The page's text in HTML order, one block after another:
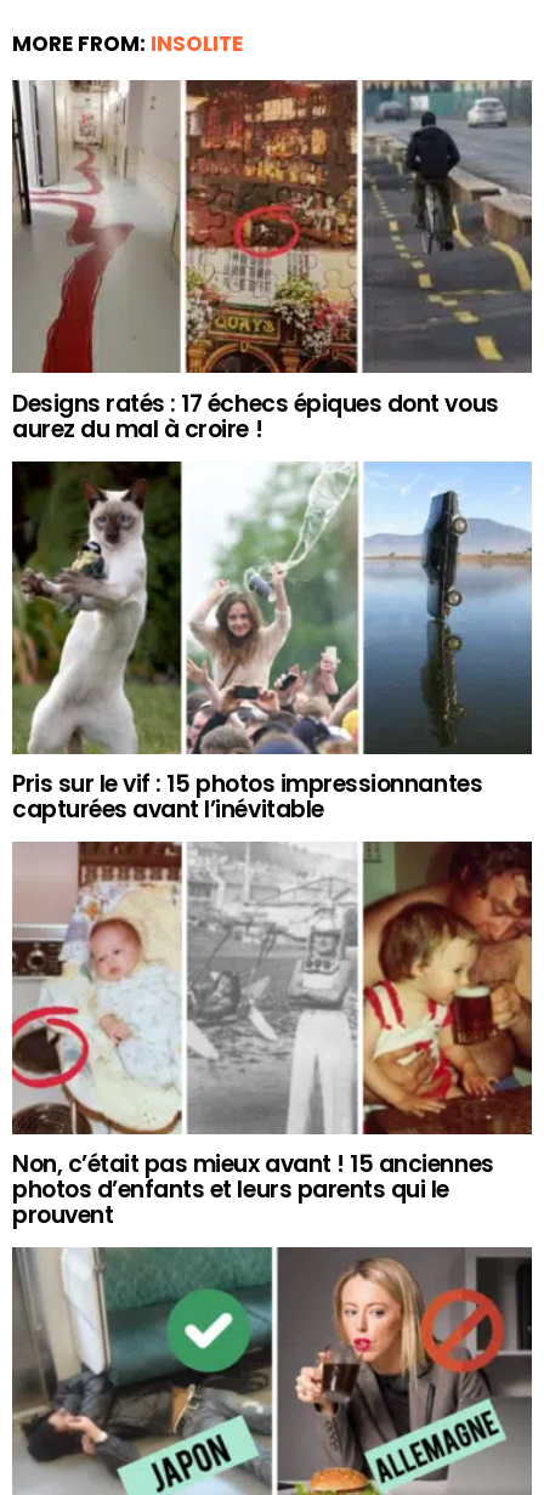
MORE FROM: INSOLITE
Designs ratés : 17 échecs épiques dont vous
aurez du mal à croire !
Pris sur le vif : 15 photos impressionnantes
capturées avant l’inévitable
Non, c’était pas mieux avant ! 15 anciennes
photos d’enfants et leurs parents qui le
prouvent